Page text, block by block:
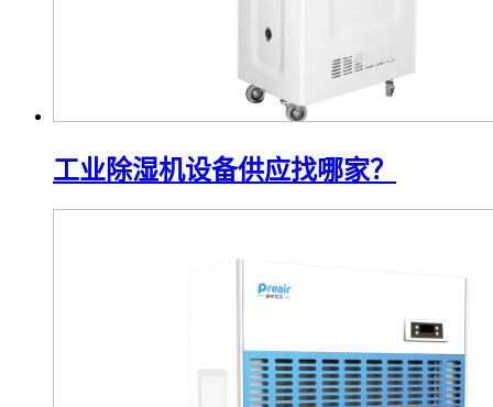
工业除湿机设备供应找哪家？